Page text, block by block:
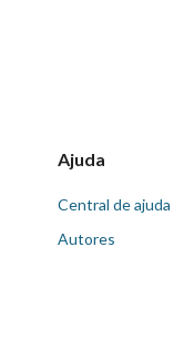
Ajuda
Central de ajuda
Autores